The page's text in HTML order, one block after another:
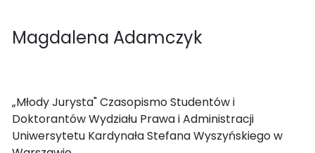
Magdalena Adamczyk
„Młody Jurysta" Czasopismo Studentów i
Doktorantów Wydziału Prawa i Administracji
Uniwersytetu Kardynała Stefana Wyszyńskiego w